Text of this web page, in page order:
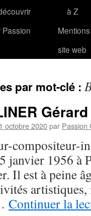
à Z
site web
par mot-clé :
Gérard
octobre 2020par Passion
compositeur-
janvier 1956 à
Il est à peine
Continuer la